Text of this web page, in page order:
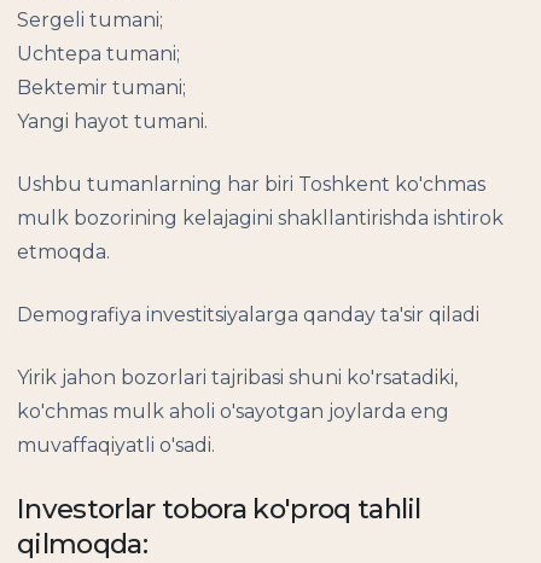
Sergeli tumani;
Uchtepa tumani;
Bektemir tumani;
Yangi hayot tumani.
Ushbu tumanlarning har biri Toshkent ko'chmas
mulk bozorining kelajagini shakllantirishda ishtirok
etmoqda.
Demografiya investitsiyalarga qanday ta'sir qiladi
Yirik jahon bozorlari tajribasi shuni ko'rsatadiki,
ko'chmas mulk aholi o'sayotgan joylarda eng
muvaffaqiyatli o'sadi.
Investorlar tobora ko'proq tahlil
qilmoqda: